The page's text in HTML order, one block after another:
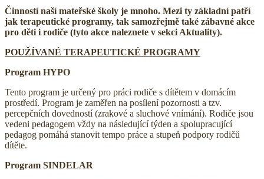
Činností naší mateřské školy je mnoho. Mezi ty základní patří
jak terapeutické programy, tak samozřejmě také zábavné akce
pro děti i rodiče (tyto akce naleznete v sekci Aktuality).
POUŽÍVANÉ TERAPEUTICKÉ PROGRAMY
Program HYPO
Tento program je určený pro práci rodiče s dítětem v domácím
prostředí. Program je zaměřen na posílení pozornosti a tzv.
percepčních dovedností (zrakové a sluchové vnímání). Rodiče jsou
vedeni pedagogem vždy na následující týden a spolupracující
pedagog pomáhá stanovit tempo práce a stupeň podpory rodičů
dítěte.
Program SINDELAR